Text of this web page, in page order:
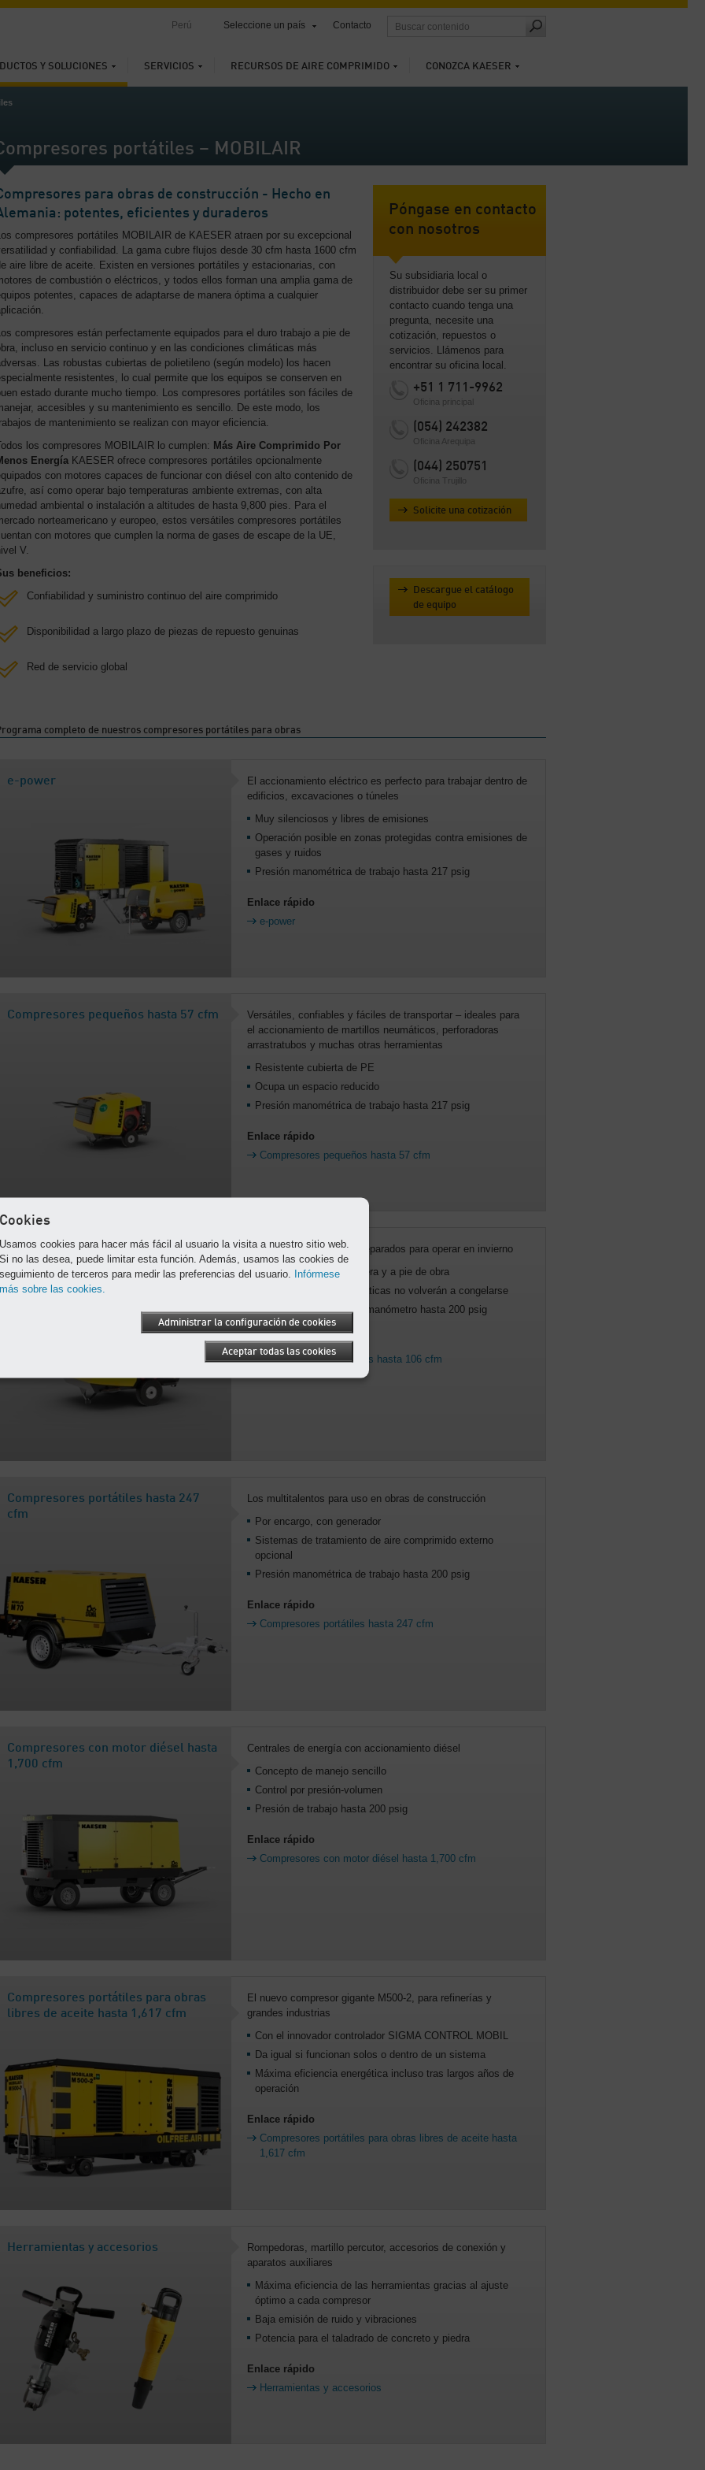
Y SOLUCIONES SERVICIOS RECURSOS DE AIRE COMPRIMIDO CONOZCA KAESER
Perú Seleccione un país Contacto
portátiles – MOBILAIR
para obras de construcción - Hecho en
potentes, eficientes y duraderos
compresores portátiles MOBILAIR de KAESER atraen por su excepcional
y confiabilidad. La gama cubre flujos desde 30 cfm hasta 1600 cfm
aire libre de aceite. Existen en versiones portátiles y estacionarias, con
de combustión o eléctricos, y todos ellos forman una amplia gama de
potentes, capaces de adaptarse de manera óptima a cualquier
compresores están perfectamente equipados para el duro trabajo a pie de
incluso en servicio continuo y en las condiciones climáticas más
Las robustas cubiertas de polietileno (según modelo) los hacen
resistentes, lo cual permite que los equipos se conserven en
estado durante mucho tiempo. Los compresores portátiles son fáciles de
accesibles y su mantenimiento es sencillo. De este modo, los
de mantenimiento se realizan con mayor eficiencia.
los compresores MOBILAIR lo cumplen: Más Aire Comprimido Por
Energía KAESER ofrece compresores portátiles opcionalmente
con motores capaces de funcionar con diésel con alto contenido de
así como operar bajo temperaturas ambiente extremas, con alta
ambiental o instalación a altitudes de hasta 9,800 pies. Para el
norteamericano y europeo, estos versátiles compresores portátiles
con motores que cumplen la norma de gases de escape de la UE,
V.
beneficios:
Confiabilidad y suministro continuo del aire comprimido
Disponibilidad a largo plazo de piezas de repuesto genuinas
Red de servicio global
Póngase en contacto
con nosotros
Su subsidiaria local o
distribuidor debe ser su primer
contacto cuando tenga una
pregunta, necesite una
cotización, repuestos o
servicios. Llámenos para
encontrar su oficina local.
+51 1 711-9962
Oficina principal
(054) 242382
Oficina Arequipa
(044) 250751
Oficina Trujillo
Solicite una cotización
Descargue el catálogo
de equipo
completo de nuestros compresores portátiles para obras
e-power
El accionamiento eléctrico es perfecto para trabajar dentro de
edificios, excavaciones o túneles
Muy silenciosos y libres de emisiones
Operación posible en zonas protegidas contra emisiones de
gases y ruidos
Presión manométrica de trabajo hasta 217 psig
Enlace rápido
e-power
Compresores pequeños hasta 57 cfm
Versátiles, confiables y fáciles de transportar – ideales para
el accionamiento de martillos neumáticos, perforadoras
arrastratubos y muchas otras herramientas
Resistente cubierta de PE
Ocupa un espacio reducido
Presión manométrica de trabajo hasta 217 psig
Enlace rápido
Compresores pequeños hasta 57 cfm
Compresores compactos hasta 106
cfm
Compresores portátiles preparados para operar en invierno
Maniobrable en la carretera y a pie de obra
Sus herramientas neumáticas no volverán a congelarse
Presión de trabajo en el manómetro hasta 200 psig
Enlace rápido
Compresores compactos hasta 106 cfm
Compresores portátiles hasta 247
cfm
Los multitalentos para uso en obras de construcción
Por encargo, con generador
Sistemas de tratamiento de aire comprimido externo
opcional
Presión manométrica de trabajo hasta 200 psig
Enlace rápido
Compresores portátiles hasta 247 cfm
Compresores con motor diésel hasta
1,700 cfm
Centrales de energía con accionamiento diésel
Concepto de manejo sencillo
Control por presión-volumen
Presión de trabajo hasta 200 psig
Enlace rápido
Compresores con motor diésel hasta 1,700 cfm
Compresores portátiles para obras
libres de aceite hasta 1,617 cfm
El nuevo compresor gigante M500-2, para refinerías y
grandes industrias
Con el innovador controlador SIGMA CONTROL MOBIL
Da igual si funcionan solos o dentro de un sistema
Máxima eficiencia energética incluso tras largos años de
operación
Enlace rápido
Compresores portátiles para obras libres de aceite hasta
1,617 cfm
Herramientas y accesorios
Rompedoras, martillo percutor, accesorios de conexión y
aparatos auxiliares
Máxima eficiencia de las herramientas gracias al ajuste
óptimo a cada compresor
Baja emisión de ruido y vibraciones
Potencia para el taladrado de concreto y piedra
Enlace rápido
Herramientas y accesorios
Cookies
Usamos cookies para hacer más fácil al usuario la visita a nuestro sitio web.
Si no las desea, puede limitar esta función. Además, usamos las cookies de
seguimiento de terceros para medir las preferencias del usuario. Infórmese
más sobre las cookies.
Administrar la configuración de cookies
Aceptar todas las cookies